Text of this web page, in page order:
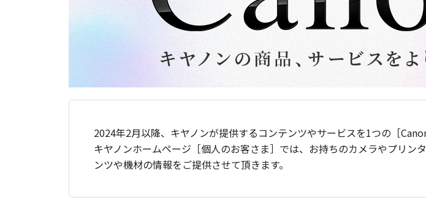
2024年2月以降、キヤノンが提供するコンテンツやサービスを1つの［
キヤノンホームページ［個人のお客さま］では、お持ちのカメラやプリ
ンツや機材の情報をご提供させて頂きます。